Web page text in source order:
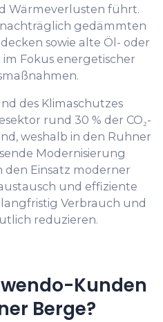
Wärmeverlusten führt.
gedämmten
sowie alte Öl- oder
im Fokus energetischer
des Klimaschutzes
rund 30 % der CO₂-
weshalb in den Ruhner
Modernisierung
den Einsatz moderner
und effiziente
langfristig Verbrauch und
reduzieren.
Kunden
Berge?